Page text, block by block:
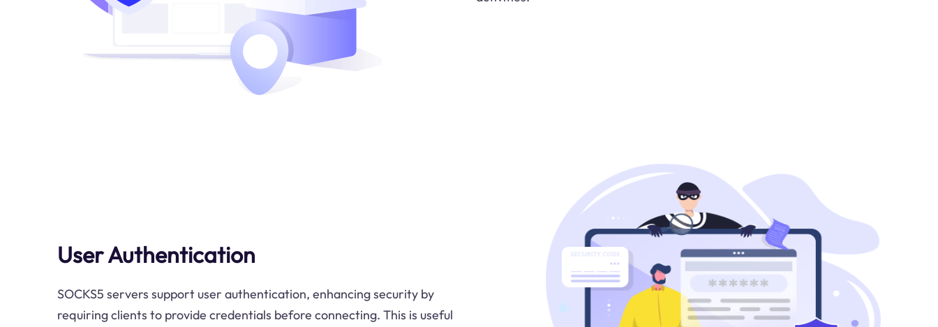
User Authentication
SOCKS5 servers support user authentication, enhancing security by
requiring clients to provide credentials before connecting. This is useful